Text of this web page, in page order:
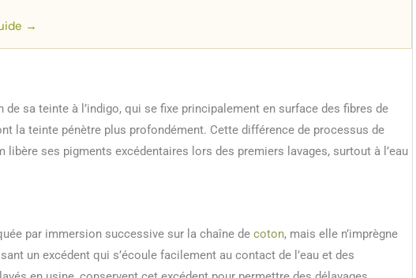
→
de sa teinte à l’indigo, qui se fixe principalement en surface des fibres de
la teinte pénètre plus profondément. Cette différence de processus de
ses pigments excédentaires lors des premiers lavages, surtout à l’eau
par immersion successive sur la chaîne de coton, mais elle n’imprègne
un excédent qui s’écoule facilement au contact de l’eau et des